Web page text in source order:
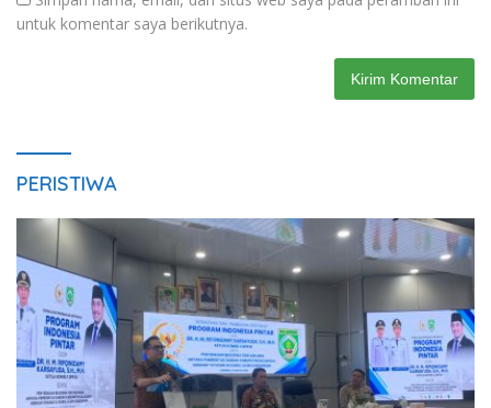
untuk komentar saya berikutnya.
PERISTIWA